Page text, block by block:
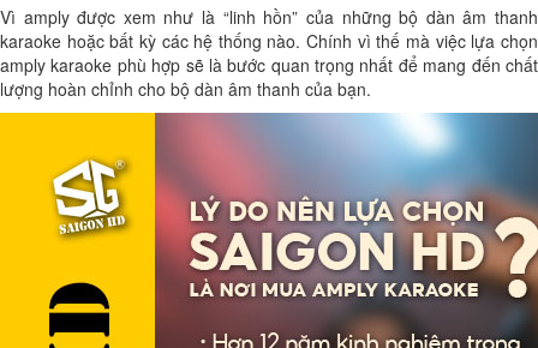
Vì amply được xem như là “linh hồn” của những bộ dàn âm thanh
karaoke hoặc bất kỳ các hệ thống nào. Chính vì thế mà việc lựa chọn
amply karaoke phù hợp sẽ là bước quan trọng nhất để mang đến chất
lượng hoàn chỉnh cho bộ dàn âm thanh của bạn.